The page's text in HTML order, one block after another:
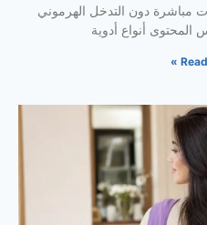
مباشرة دون التدخل الهرموني
أنواع أدوية
Read